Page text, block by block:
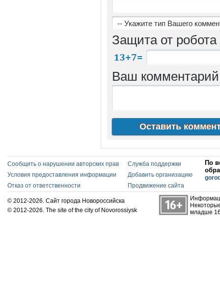
Защита от робота
Ваш
Сообщить о нарушении авторских прав
Условия предоставления информации
Отказ от ответственности
Служба поддержки
Добавить организацию
Продвижение сайта
По
© 2012-2026. Сайт города Новороссийска
© 2012-2026. The site of the city of Novorossiysk
младше